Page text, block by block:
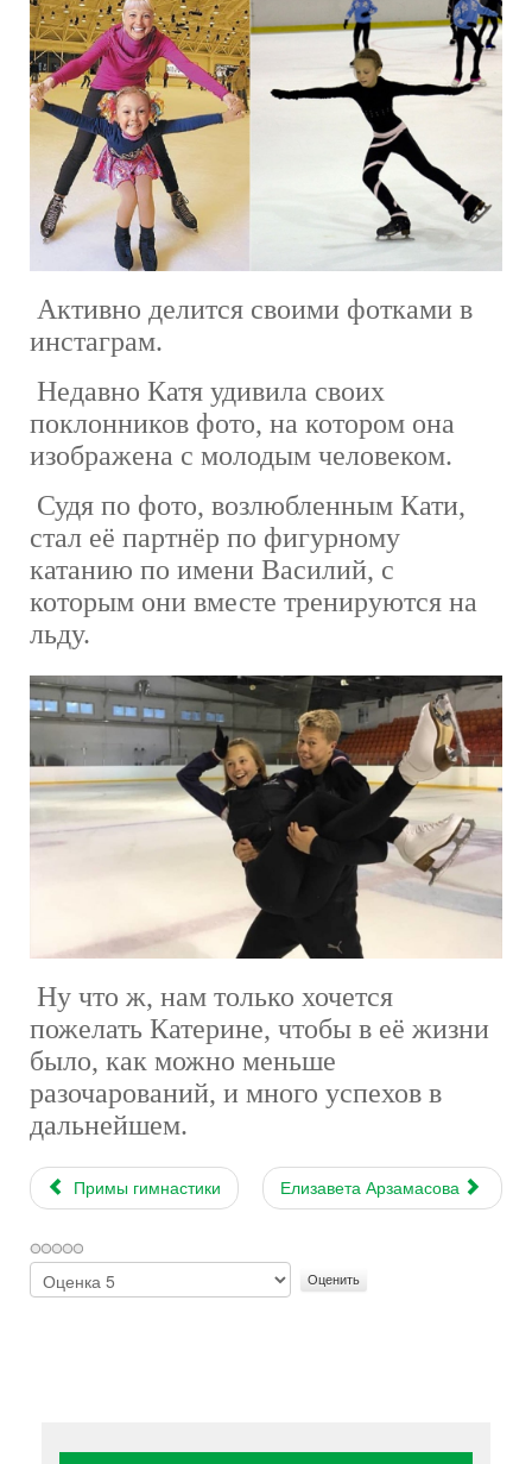
Активно делится своими фотками в
инстаграм.
Недавно Катя удивила своих
поклонников фото, на котором она
изображена с молодым человеком.
Судя по фото, возлюбленным Кати,
стал её партнёр по фигурному
катанию по имени Василий, с
которым они вместе тренируются на
льду.
Ну что ж, нам только хочется
пожелать Катерине, чтобы в её жизни
было, как можно меньше
разочарований, и много успехов в
дальнейшем.
Примы гимнастики Елизавета Арзамасова
Пожалуйста,